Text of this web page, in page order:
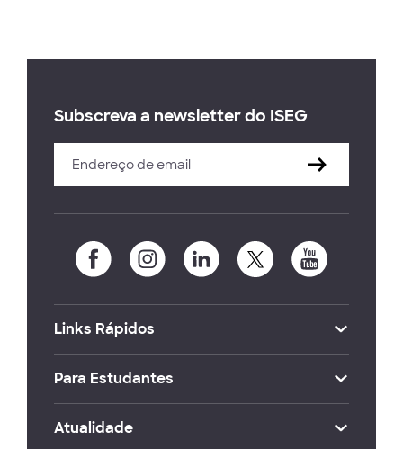
Subscreva a newsletter do ISEG
Links Rápidos
Para Estudantes
Atualidade